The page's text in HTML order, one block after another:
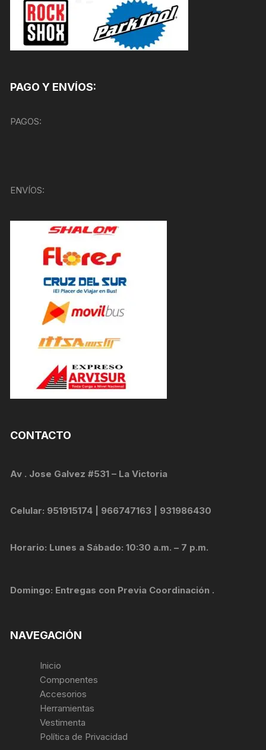
PAGO Y ENVÍOS:
PAGOS:
ENVÍOS:
CONTACTO
Av . Jose Galvez #531 – La Victoria
Celular: 951915174 | 966747163 | 931986430
Horario: Lunes a Sábado: 10:30 a.m. – 7 p.m.
Domingo: Entregas con Previa Coordinación .
NAVEGACIÓN
Inicio
Componentes
Accesorios
Herramientas
Vestimenta
Política de Privacidad